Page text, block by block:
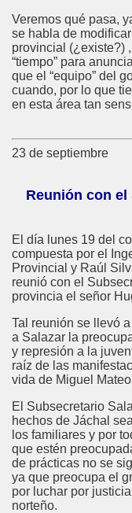
Veremos qué pasa,
se habla de
provincial (¿existe?)
“tiempo” para
que el “equipo” del
cuando, por lo que
en esta área tan
23 de septiembre
Reunión con el
El día lunes 19 del
compuesta por el
Provincial y Raúl
reunió con el
provincia el señor
Tal reunión se llevó
a Salazar la
y represión a la
raíz de las
vida de Miguel
El Subsecretario
hechos de Jáchal
los familiares y por
que estén
de prácticas no se
ya que preocupa el
por luchar por
norteño.